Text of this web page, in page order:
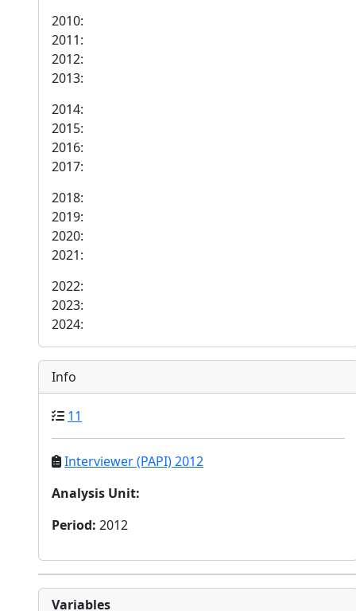
2010:
2011:
2012:
2013:
2014:
2015:
2016:
2017:
2018:
2019:
2020:
2021:
2022:
2023:
2024:
Info
11
Interviewer (PAPI) 2012
Analysis Unit:
Period: 2012
Variables